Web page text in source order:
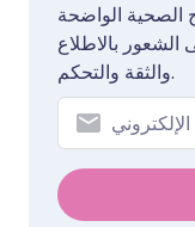
الصحية الواضحة
بالاطلاع
والثقة والتحكم.